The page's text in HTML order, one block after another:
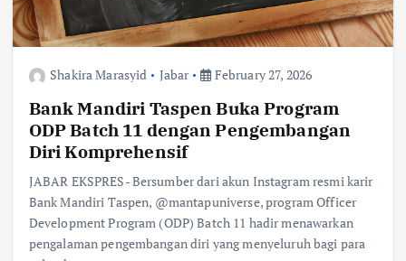
Shakira Marasyid Jabar February 27, 2026
Bank Mandiri Taspen Buka Program
ODP Batch 11 dengan Pengembangan
Diri Komprehensif
JABAR EKSPRES- Bersumber dari akun Instagram resmi karir
Bank Mandiri Taspen, @mantapuniverse, program Officer
Development Program (ODP) Batch 11 hadir menawarkan
pengalaman pengembangan diri yang menyeluruh bagi para